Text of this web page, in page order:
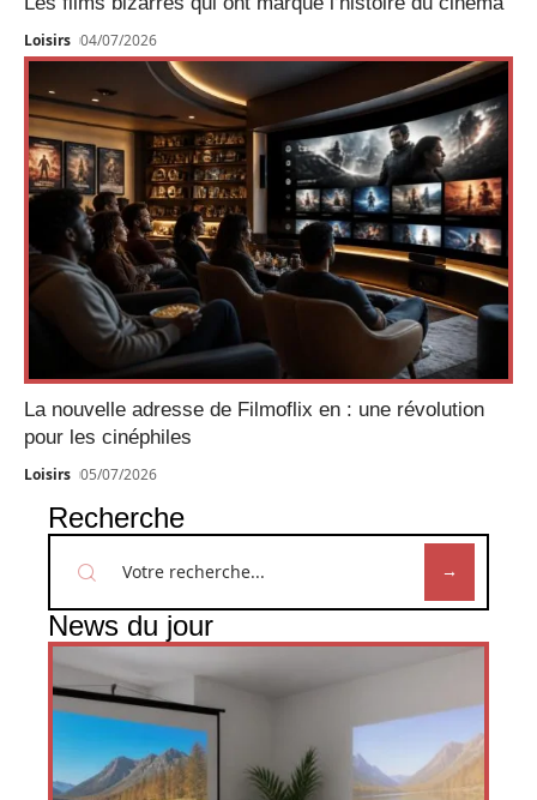
Loisirs 04/07/2026
La nouvelle adresse de Filmoflix en : une révolution
pour les cinéphiles
Loisirs 05/07/2026
Recherche
News du jour